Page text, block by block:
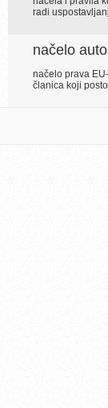
radi
načelo
načelo prava
članica koji